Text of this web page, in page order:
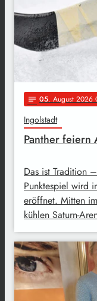
notes 05. August 2026
Ingolstadt
Panther feiern
Das ist Tradition
Punktespiel wird
eröffnet. Mitten
kühlen Saturn-